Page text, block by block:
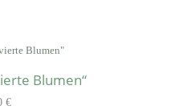
Blumen“
€